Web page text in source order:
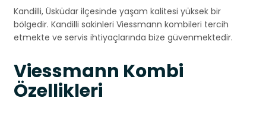
Kandilli, Üsküdar ilçesinde yaşam kalitesi yüksek bir
bölgedir. Kandilli sakinleri Viessmann kombileri tercih
etmekte ve servis ihtiyaçlarında bize güvenmektedir.
Viessmann Kombi
Özellikleri